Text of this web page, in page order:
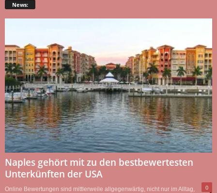
News:
Naples gehört mit zu den bestbewertesten
Unterkünften der USA
0
Online Bewertungen sind mittlerweile allgegenwärtig, nicht nur im Alltag,